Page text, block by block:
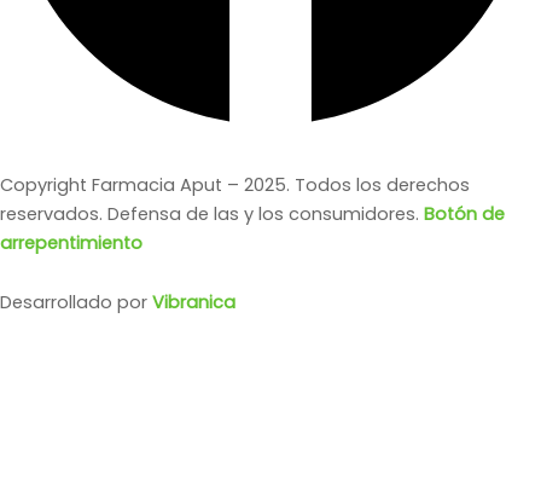
Copyright Farmacia Aput – 2025. Todos los derechos
reservados. Defensa de las y los consumidores. Botón de
arrepentimiento
Desarrollado por Vibranica